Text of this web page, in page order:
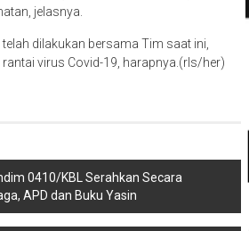
jelasnya.
dilakukan bersama Tim saat ini,
virus Covid-19, harapnya.(rls/her)
0410/KBL Serahkan Secara
APD dan Buku Yasin